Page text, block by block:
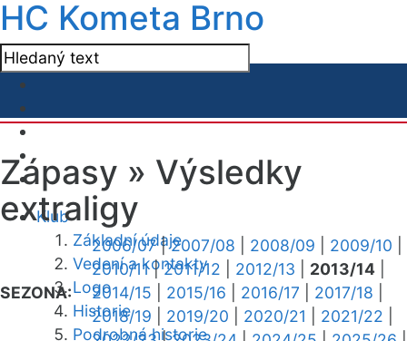
HC Kometa Brno
Klub
Základní údaje
Vedení a kontakty
Logo
Historie
Podrobná historie
Zápasy » Výsledky
extraligy
SEZONA:
2006/07|2007/08 2008/09 2009/10
2010/11|2011/12 2012/13 2013/14
2014/15
2015/16 2016/17 2017/18
2018/19
2019/20 2020/21 2021/22